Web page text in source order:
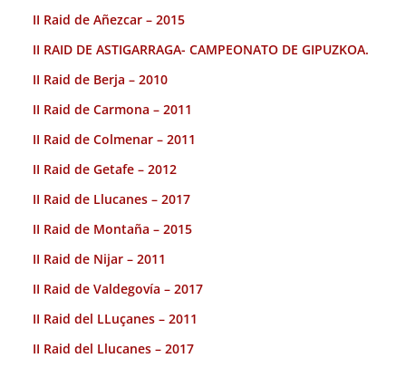
II Raid de Añezcar – 2015
II RAID DE ASTIGARRAGA- CAMPEONATO DE GIPUZKOA.
II Raid de Berja – 2010
II Raid de Carmona – 2011
II Raid de Colmenar – 2011
II Raid de Getafe – 2012
II Raid de Llucanes – 2017
II Raid de Montaña – 2015
II Raid de Nijar – 2011
II Raid de Valdegovía – 2017
II Raid del LLuçanes – 2011
II Raid del Llucanes – 2017